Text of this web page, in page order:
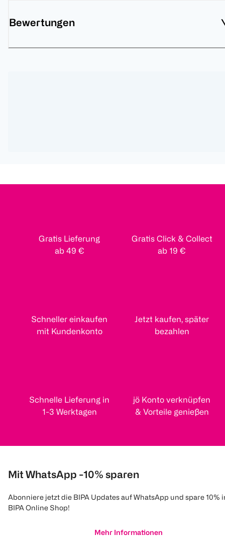
Bewertungen
Gratis Lieferung
ab 49 €
Gratis Click & Collect
ab 19 €
Schneller einkaufen
mit Kundenkonto
Jetzt kaufen, später
bezahlen
Schnelle Lieferung in
1-3 Werktagen
jö Konto verknüpfen
& Vorteile genießen
Mit WhatsApp -10% sparen
Abonniere jetzt die BIPA Updates auf WhatsApp und spare 10%
BIPA Online Shop!
Mehr Informationen